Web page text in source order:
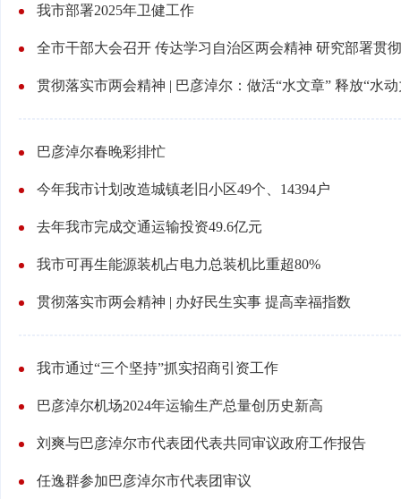
我市部署2025年卫健工作
全市干部大会召开 传达学习自治区两会精神 研究部署贯
贯彻落实市两会精神 | 巴彦淖尔：做活“水文章” 释放“水动
巴彦淖尔春晚彩排忙
今年我市计划改造城镇老旧小区49个、14394户
去年我市完成交通运输投资49.6亿元
我市可再生能源装机占电力总装机比重超80%
贯彻落实市两会精神 | 办好民生实事 提高幸福指数
我市通过“三个坚持”抓实招商引资工作
巴彦淖尔机场2024年运输生产总量创历史新高
刘爽与巴彦淖尔市代表团代表共同审议政府工作报告
任逸群参加巴彦淖尔市代表团审议